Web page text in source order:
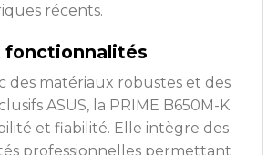
récents.
fonctionnalités
des matériaux robustes et des
ASUS, la PRIME B650M-K
et fiabilité. Elle intègre des
professionnelles permettant